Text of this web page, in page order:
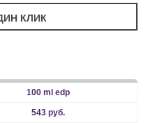
100 ml edp
543 руб.